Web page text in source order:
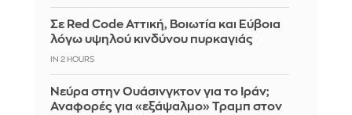
Σε Red Code Αττική, Βοιωτία και Εύβοια
λόγω υψηλού κινδύνου πυρκαγιάς
IN 2 HOURS
Νεύρα στην Ουάσινγκτον για το Ιράν;
Αναφορές για «εξάψαλμο» Τραμπ στον